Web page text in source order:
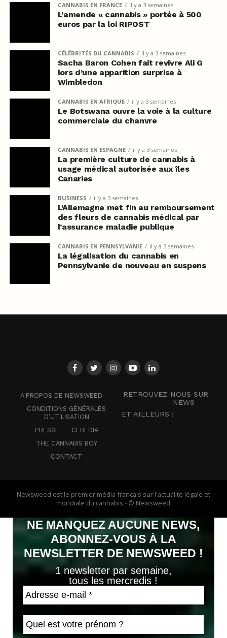
CANNABIS EN FRANCE il y a 3 semaines
L’amende « cannabis » portée à 500
euros par la loi RIPOST
CÉLÉBRITÉS DU CANNABIS il y a 3 semaines
Sacha Baron Cohen fait revivre Ali G
lors d’une apparition surprise à
Wimbledon
CANNABIS EN AFRIQUE il y a 3 semaines
Le Botswana ouvre la voie à la culture
commerciale du chanvre
CANNABIS EN ESPAGNE il y a 3 semaines
La première culture de cannabis à
usage médical autorisée aux îles
Canaries
BUSINESS il y a 3 semaines
L’Allemagne met fin au remboursement
des fleurs de cannabis médical par
l’assurance maladie publique
CANNABIS EN PENNSYLVANIE il y a 3 semaines
La légalisation du cannabis en
Pennsylvanie de nouveau en suspens
A PROPOS DE NEWSWEED
CONDITIONS GÉNÉRALES
D’UTILISATION
PRESSE
CEBEDIA
THE CANNABIS BOY
CONTACT
RETROUVEZ-NOUS SUR
NEWS
ET AILLEURS :
Newsweed est le premier média français sur l'actualité légale et
mondiale du cannabis - © Newsweed
NE MANQUEZ AUCUNE NEWS,
ABONNEZ-VOUS À LA
NEWSLETTER DE NEWSWEED !
1 newsletter par semaine,
tous les mercredis !